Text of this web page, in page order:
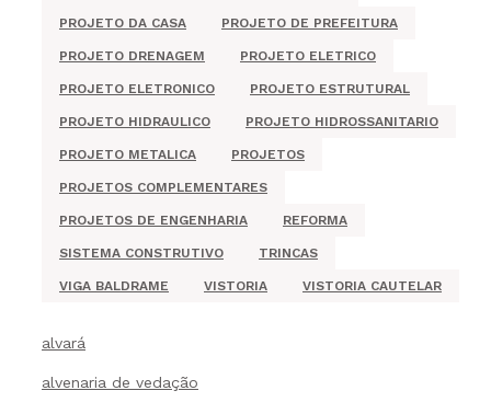
PROJETO DA CASA PROJETO DE PREFEITURA
PROJETO DRENAGEM PROJETO ELETRICO
PROJETO ELETRONICO PROJETO ESTRUTURAL
PROJETO HIDRAULICO PROJETO HIDROSSANITARIO
PROJETO METALICA PROJETOS
PROJETOS COMPLEMENTARES
PROJETOS DE ENGENHARIA REFORMA
SISTEMA CONSTRUTIVO TRINCAS
VIGA BALDRAME VISTORIA VISTORIA CAUTELAR
alvará
alvenaria de vedação